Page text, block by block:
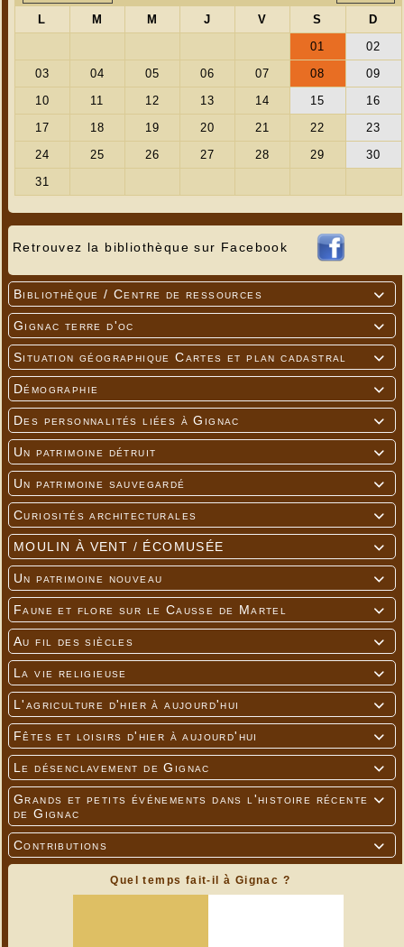
Retrouvez la bibliothèque sur Facebook

Bibliothèque / Centre de ressources

Gignac terre d'oc

Situation géographique Cartes et plan cadastral

Démographie

Des personnalités liées à Gignac

Un patrimoine détruit

Un patrimoine sauvegardé

Curiosités architecturales

MOULIN À VENT / ÉCOMUSÉE

Un patrimoine nouveau

Faune et flore sur le Causse de Martel

Au fil des siècles

La vie religieuse

L'agriculture d'hier à aujourd'hui

Fêtes et loisirs d'hier à aujourd'hui

Le désenclavement de Gignac

Grands et petits événements dans l'histoire récente
de Gignac

Contributions
Quel temps fait-il à Gignac ?